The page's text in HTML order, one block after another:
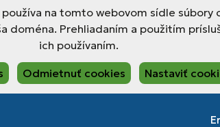
na tomto webovom sídle
Prehliadaním a použitím
ich používaním.
Odmietnuť cookies Nastaviť